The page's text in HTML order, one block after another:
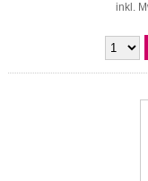
inkl.